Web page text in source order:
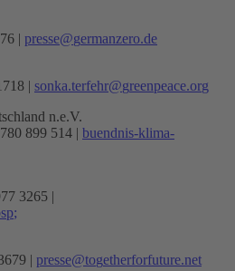
| presse germanzero.de
| sonka.terfehr greenpeace.org
n.e.V.
899 514 | buendnis-klima-
3265 |
sp;
| presse togetherforfuture.net